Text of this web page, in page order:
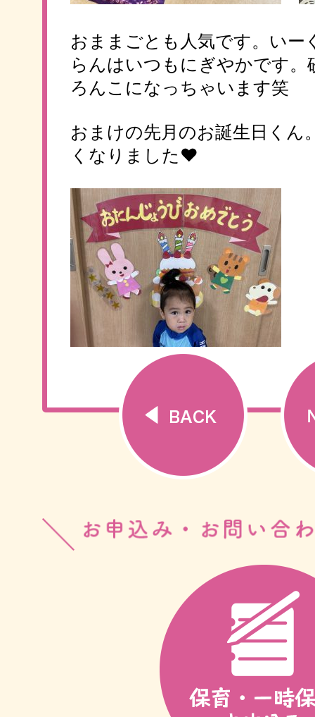
おままごとも人気です。いー
らんはいつもにぎやかです。
ろんこになっちゃいます笑
おまけの先月のお誕生日くん
くなりました♥